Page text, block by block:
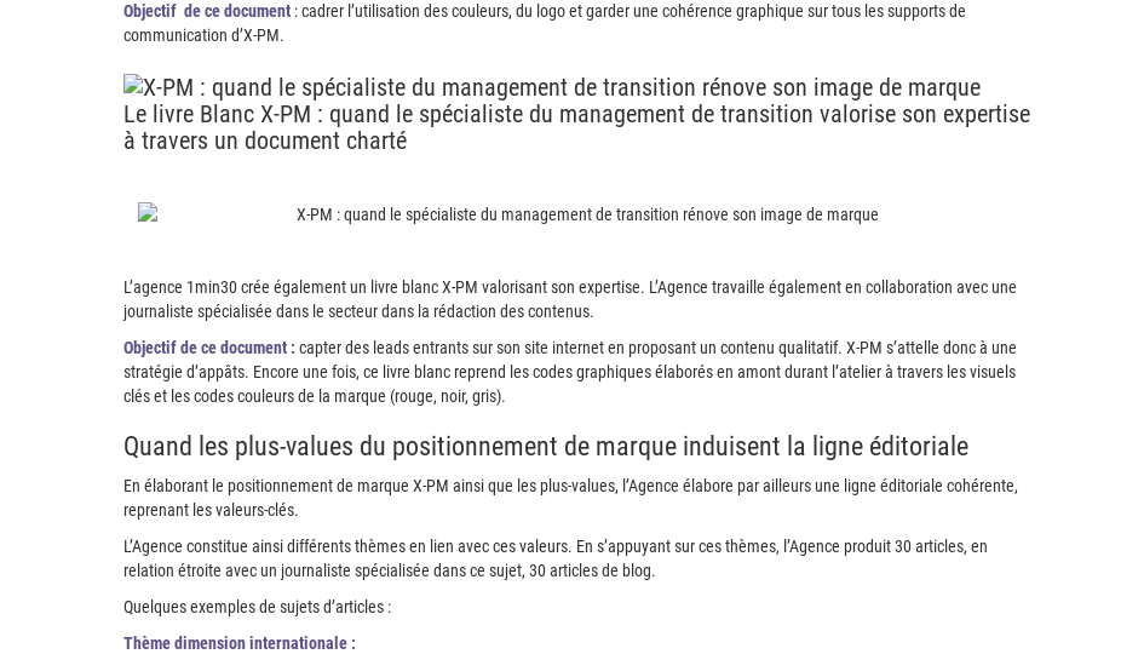
Objectif de ce document : cadrer l’utilisation des couleurs, du logo et garder une cohérence graphique sur tous les supports de
communication d’X-PM.
Le livre Blanc X-PM : quand le spécialiste du management de transition valorise son expertise
à travers un document charté
L’agence 1min30 crée également un livre blanc X-PM valorisant son expertise. L’Agence travaille également en collaboration avec une
journaliste spécialisée dans le secteur dans la rédaction des contenus.
Objectif de ce document : capter des leads entrants sur son site internet en proposant un contenu qualitatif. X-PM s’attelle donc à une
stratégie d’appâts. Encore une fois, ce livre blanc reprend les codes graphiques élaborés en amont durant l’atelier à travers les visuels
clés et les codes couleurs de la marque (rouge, noir, gris).
Quand les plus-values du positionnement de marque induisent la ligne éditoriale
En élaborant le positionnement de marque X-PM ainsi que les plus-values, l’Agence élabore par ailleurs une ligne éditoriale cohérente,
reprenant les valeurs-clés.
L’Agence constitue ainsi différents thèmes en lien avec ces valeurs. En s’appuyant sur ces thèmes, l’Agence produit 30 articles, en
relation étroite avec un journaliste spécialisée dans ce sujet, 30 articles de blog.
Quelques exemples de sujets d’articles :
Thème dimension internationale :